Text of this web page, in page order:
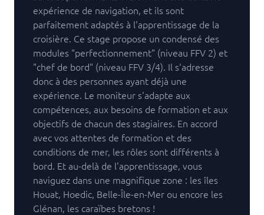
expérience de navigation, et ils sont
parfaitement adaptés à l'apprentissage de la
croisière. Ce stage propose un condensé des
modules "perfectionnement" (niveau FFV 2) et
"chef de bord" (niveau FFV 3/4). Il s'adresse
donc à des personnes ayant déjà une
expérience. Le moniteur s'adapte aux
compétences, aux besoins de formation et aux
objectifs de chacun des stagiaires. En accord
avec vos attentes de formation et des
conditions de mer, les rôles sont différents à
bord. Et au-delà de l'apprentissage, vous
naviguez dans une magnifique zone : les îles
Houat, Hoedic, Belle-Île-en-Mer ou encore les
Glénan, les caraïbes bretons !